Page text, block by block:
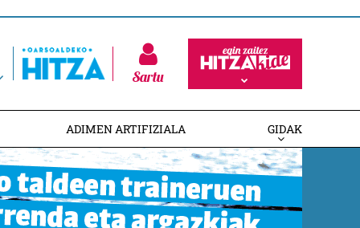
Sartu
ADIMEN ARTIFIZIALA GIDAK